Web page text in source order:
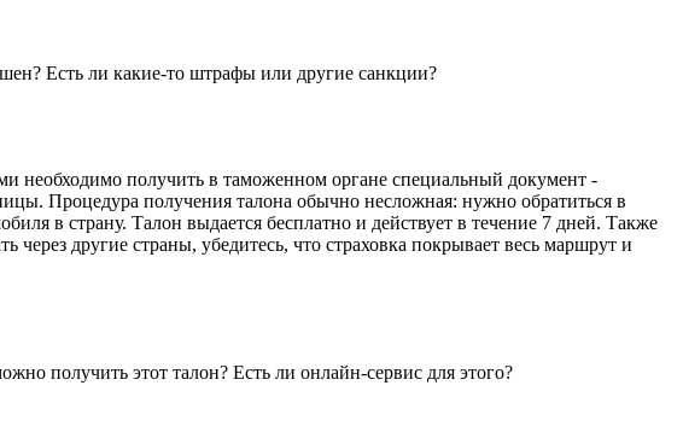
Есть ли какие-то штрафы или другие санкции?
необходимо получить в таможенном органе специальный документ -
Процедура получения талона обычно несложная: нужно обратиться в
в страну. Талон выдается бесплатно и действует в течение 7 дней. Также
другие страны, убедитесь, что страховка покрывает весь маршрут и
получить этот талон? Есть ли онлайн-сервис для этого?